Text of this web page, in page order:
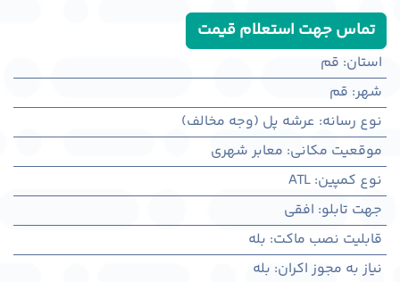
تماس جهت استعلام قیمت
استان: قم
شهر: قم
نوع رسانه: عرشه پل (وجه مخالف)
موقعیت مکانی: معابر شهری
نوع کمپین:
ATL
جهت تابلو: افقی
قابلیت نصب ماکت: بله
نیاز به مجوز اکران: بله